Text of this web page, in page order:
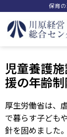
保育
児童養護
援の年齢
厚生労働省は、
で暮らす子ども
針を固めました